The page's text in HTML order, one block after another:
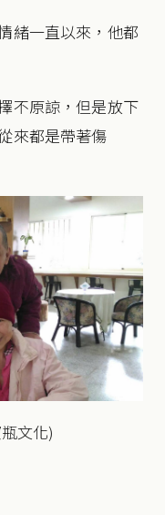
緒一直以來，他都
不原諒，但是放下
來都是帶著傷
文化)